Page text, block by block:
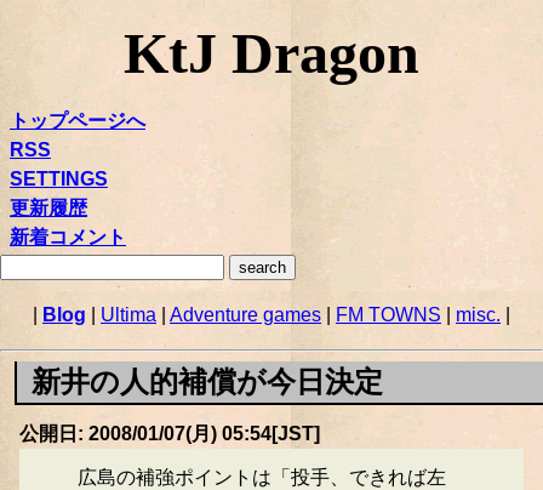
KtJ Dragon
トップページへ
RSS
SETTINGS
更新履歴
新着コメント
Blog Ultima Adventure games FM TOWNS| misc.
新井の人的補償が今日決定
公開日: 2008/01/07(月) 05:54[JST]
広島の補強ポイントは「投手、できれば左